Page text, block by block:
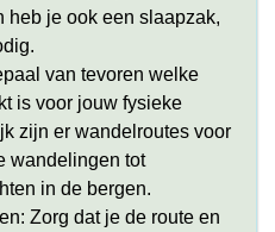
heb je ook een slaapzak,
van tevoren welke
is voor jouw fysieke
zijn er wandelroutes voor
wandelingen tot
in de bergen.
Zorg dat je de route en